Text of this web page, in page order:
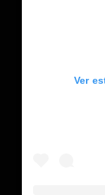
Ver